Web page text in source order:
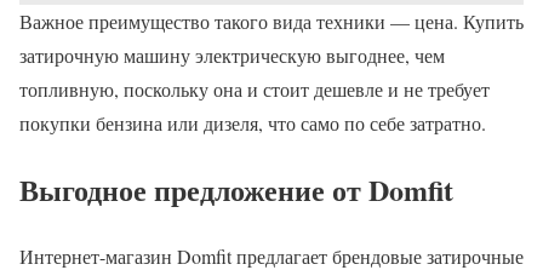
Важное преимущество такого вида техники — цена. Купить
затирочную машину электрическую выгоднее, чем
топливную, поскольку она и стоит дешевле и не требует
покупки бензина или дизеля, что само по себе затратно.
Выгодное предложение от Domfit
Интернет-магазин Domfit предлагает брендовые затирочные